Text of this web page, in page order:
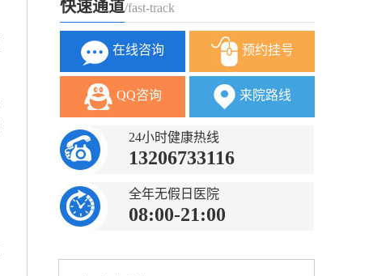
快速通道/fast-track
在线咨询 预约挂号
QQ咨询 来院路线
24小时健康热线
13206733116
全年无假日医院
08:00-21:00